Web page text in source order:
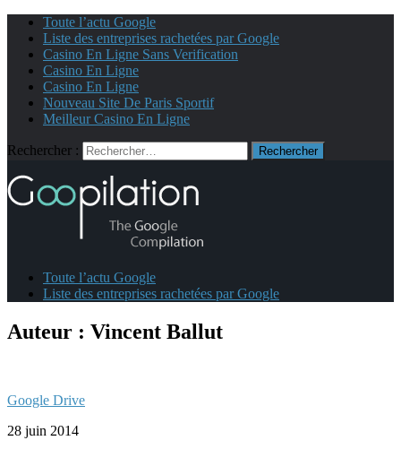
Toute l’actu Google
Liste des entreprises rachetées par Google
Casino En Ligne Sans Verification
Casino En Ligne
Casino En Ligne
Nouveau Site De Paris Sportif
Meilleur Casino En Ligne
Rechercher :
Toute l’actu Google
Liste des entreprises rachetées par Google
Auteur : Vincent Ballut
Google Drive
28 juin 2014